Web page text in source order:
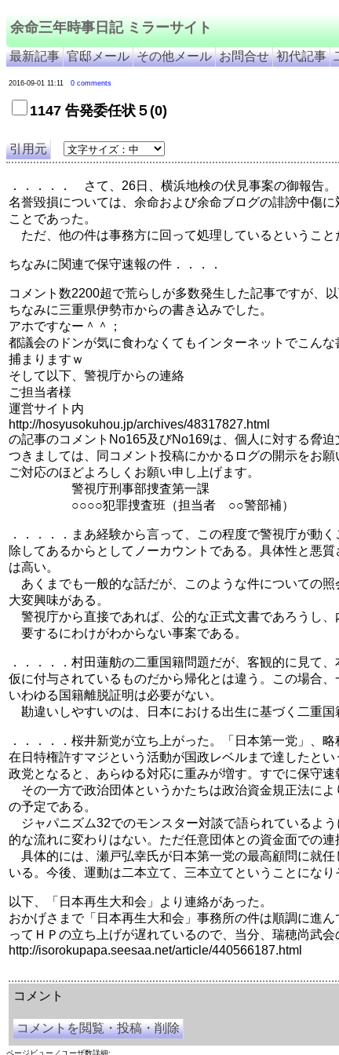
余命三年時事日記 ミラーサイト
最新記事 官邸メール その他メール お問合せ 初代記事
2016-09-01 11:11 0 comments
1147 告発委任状５(0)
引用元
．．．．． さて、26日、横浜地検の伏見事案の御報告。
名誉毀損については、余命および余命ブログの誹謗中傷
ことであった。
ただ、他の件は事務方に回って処理しているということ
ちなみに関連で保守速報の件．．．．
コメント数2200超で荒らしが多数発生した記事ですが、
ちなみに三重県伊勢市からの書き込みでした。
アホですなー＾＾；
都議会のドンが気に食わなくてもインターネットでこんな
捕まりますｗ
そして以下、警視庁からの連絡
ご担当者様
運営サイト内
http://hosyusokuhou.jp/archives/48317827.html
の記事のコメントNo165及びNo169は、個人に対する脅
つきましては、同コメント投稿にかかるログの開示をお願
ご対応のほどよろしくお願い申し上げます。
警視庁刑事部捜査第一課
○○○○犯罪捜査班（担当者 ○○警部補）
．．．．．まあ経験から言って、この程度で警視庁が動
除してあるからとしてノーカウントである。具体性と悪
は高い。
あくまでも一般的な話だが、このような件についての照
大変興味がある。
警視庁から直接であれば、公的な正式文書であろうし、
要するにわけがわからない事案である。
．．．．．村田蓮舫の二重国籍問題だが、客観的に見て
仮に付与されているものだから帰化とは違う。この場合、
いわゆる国籍離脱証明は必要がない。
勘違いしやすいのは、日本における出生に基づく二重国
．．．．．桜井新党が立ち上がった。「日本第一党」、略
在日特権許すマジという活動が国政レベルまで達したとい
政党となると、あらゆる対応に重みが増す。すでに保守
その一方で政治団体というかたちは政治資金規正法に
の予定である。
ジャパニズム32でのモンスター対談で語られているよ
的な流れに変わりはない。ただ任意団体との資金面での
具体的には、瀬戸弘幸氏が日本第一党の最高顧問に就
いる。今後、運動は二本立て、三本立てということになり
以下、「日本再生大和会」より連絡があった。
おかげさまで「日本再生大和会」事務所の件は順調に進
ってＨＰの立ち上げが遅れているので、当分、瑞穂尚武
http://isorokupapa.seesaa.net/article/440566187.html
コメント
コメントを閲覧・投稿・削除
ページビュー／ユーザ数詳細: